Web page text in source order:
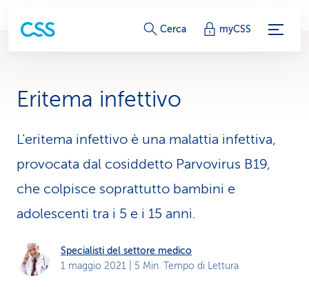
c
l
e
g
a
m
e
n
Cerca myCSS
Eritema infettivo
L’eritema infettivo è una malattia infettiva,
provocata dal cosiddetto Parvovirus B19,
che colpisce soprattutto bambini e
adolescenti tra i 5 e i 15 anni.
Specialisti del settore medico
1 maggio 2021 | 5 Min. Tempo di Lettura